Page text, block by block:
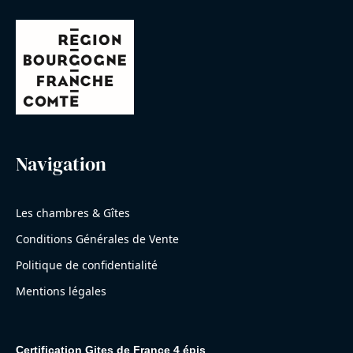
Navigation
Les chambres & Gîtes
Conditions Générales de Vente
Politique de confidentialité
Mentions légales
Certification Gites de France 4 épis